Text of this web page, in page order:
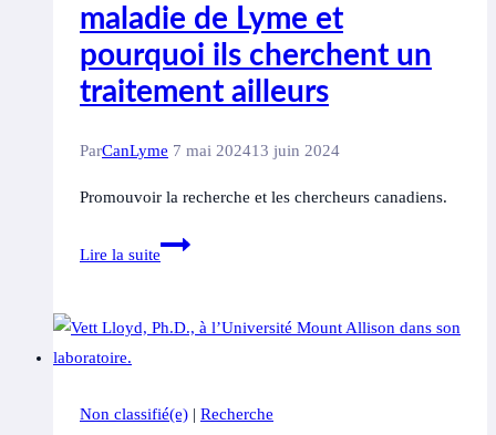
maladie de Lyme et
pourquoi ils cherchent un
traitement ailleurs
ParCanLyme 7 mai 202413 juin 2024
Promouvoir la recherche et les chercheurs canadiens.
Lire la suite
Pourquoi
de
canadiens
Non classifié(e) | Recherche